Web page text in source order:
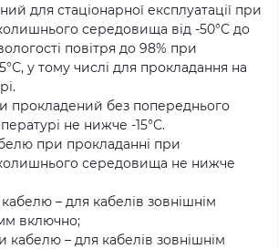
для стаціонарної експлуатації при
середовища від -50°С до
повітря до 98% при
у тому числі для прокладання на
прокладений без попереднього
не нижче -15°С.
при прокладанні при
середовища не нижче
– для кабелів зовнішнім
включно;
кабелю – для кабелів зовнішнім